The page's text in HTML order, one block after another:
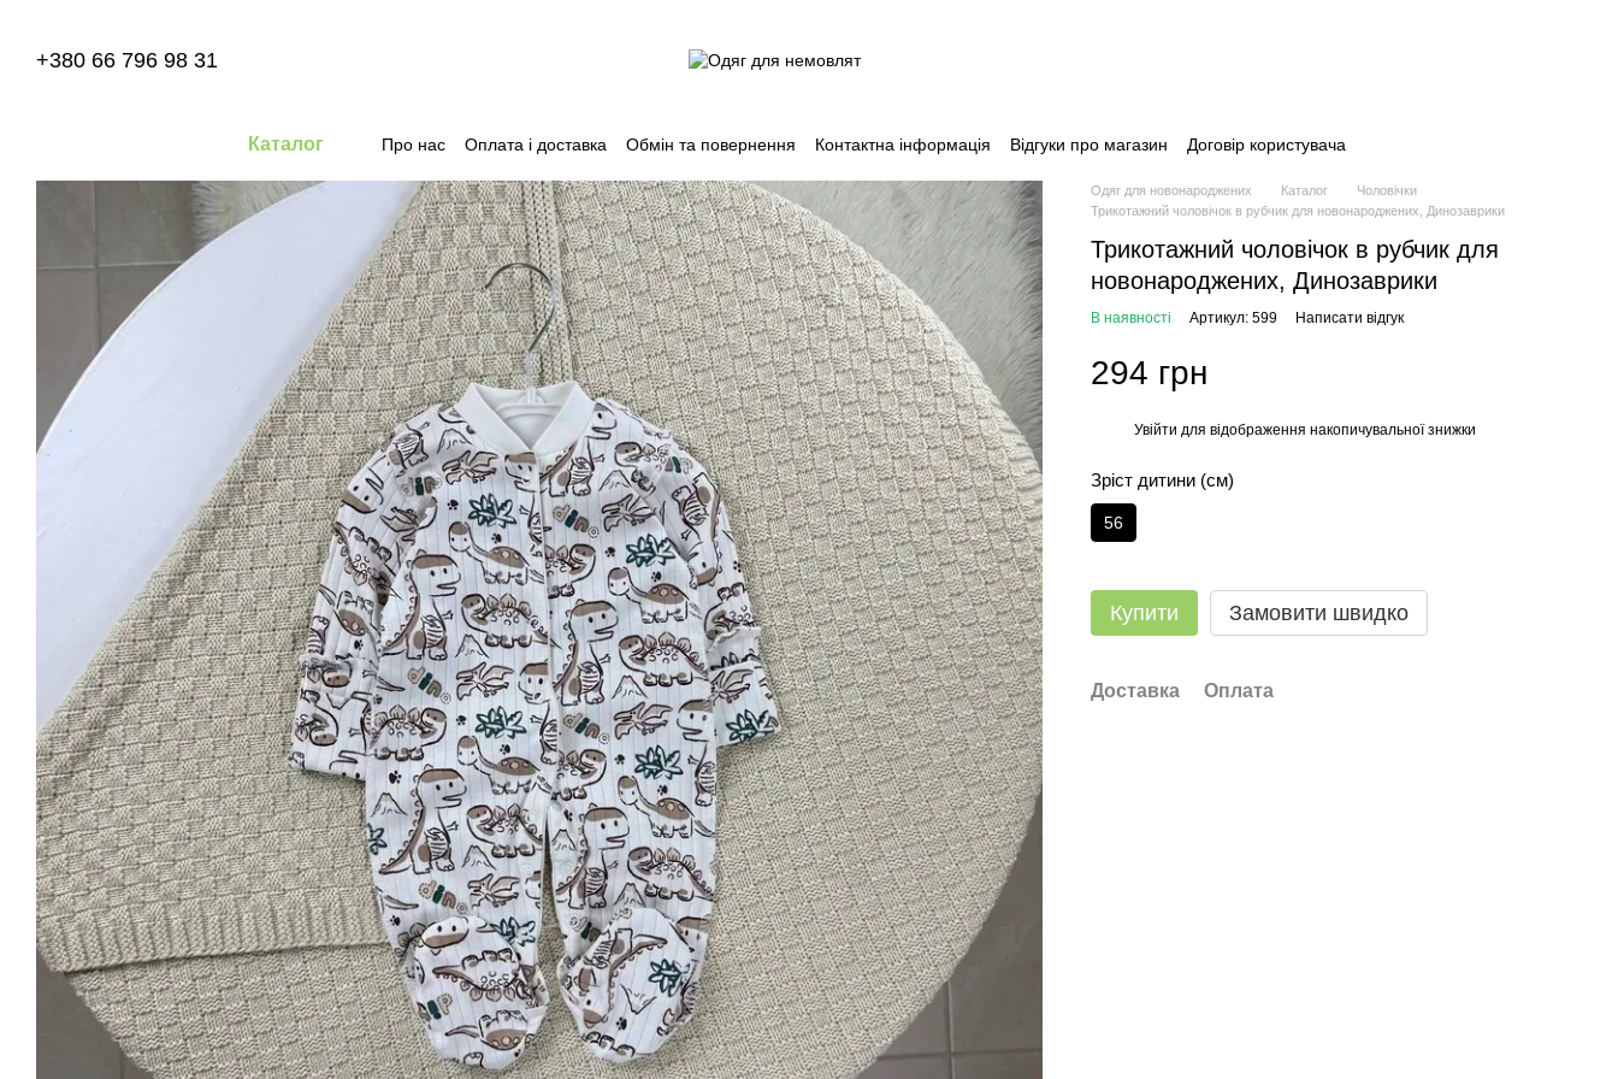
+380 66 796 98 31
Каталог Про нас Оплата і доставка Обмін та повернення Контактна інформація Відгуки про магазин Договір користувача
Одяг для новонароджених Каталог
Чоловічки
Трикотажний чоловічок в рубчик для новонароджених, Динозаврики
Трикотажний чоловічок в рубчик для
новонароджених, Динозаврики
В наявності Артикул: 599 Написати відгук
294 грн
Увійти для відображення накопичувальної знижки
Зріст дитини (см)
56
Купити Замовити швидко
Доставка Оплата